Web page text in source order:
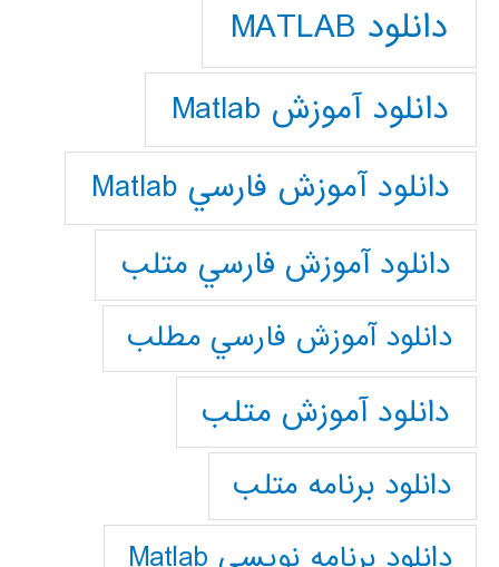
دانلود MATLAB
دانلود آموزش Matlab
دانلود آموزش فارسي Matlab
دانلود آموزش فارسي متلب
دانلود آموزش فارسي مطلب
دانلود آموزش متلب
دانلود برنامه متلب